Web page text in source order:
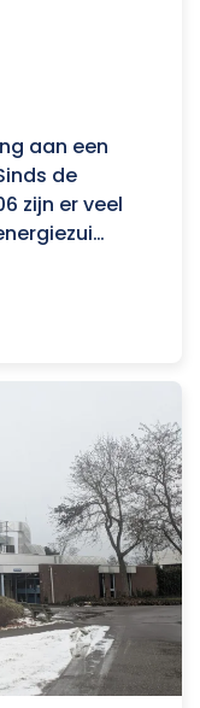
aan een
de
zijn er veel